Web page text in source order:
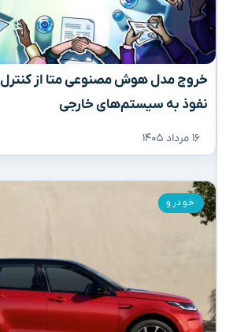
خروج مدل هوش مصنوعی متا از
نفوذ به سیستم‌های خارجی
۱۶ مرداد ۱۴۰۵
خودرو